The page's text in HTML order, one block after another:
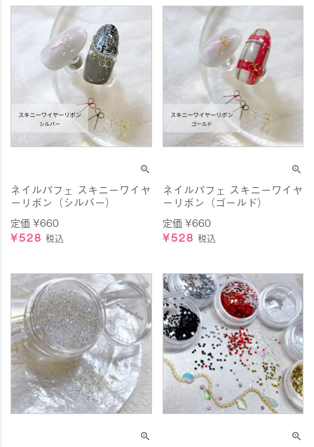
ネイルパフェ スキニーワイヤ
ーリボン（シルバー）
定価¥660
¥528 税込
ネイルパフェ スキニーワイヤ
ーリボン（ゴールド）
定価 ¥660
¥528 税込